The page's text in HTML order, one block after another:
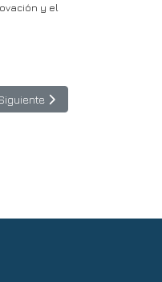
y el
siguiente: Revive las